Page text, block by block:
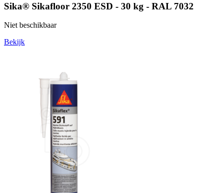
Sika® Sikafloor 2350 ESD - 30 kg - RAL 7032
Niet beschikbaar
Bekijk